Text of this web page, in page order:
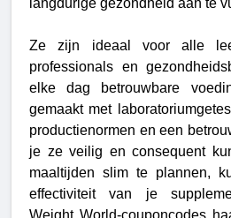
langdurige gezondheid aan te
Ze zijn ideaal voor alle
professionals en
elke dag betrouwbare
gemaakt met
productienormen en een
je ze veilig en consequent
maaltijden slim te plannen,
effectiviteit van je